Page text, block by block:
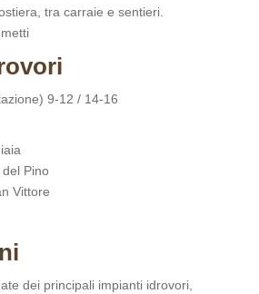
tra carraie e sentieri.
9-12 / 14-16
Pino
Vittore
dei principali impianti idrovori,